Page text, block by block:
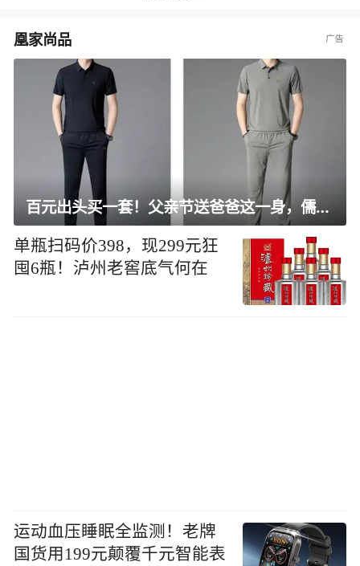
凰家尚品
百元出头买一套！父亲节送爸爸这一身，儒雅有型还凉爽
单瓶扫码价398，现299元狂
囤6瓶！泸州老窖底气何在
运动血压睡眠全监测！老牌
国货用199元颠覆千元智能表